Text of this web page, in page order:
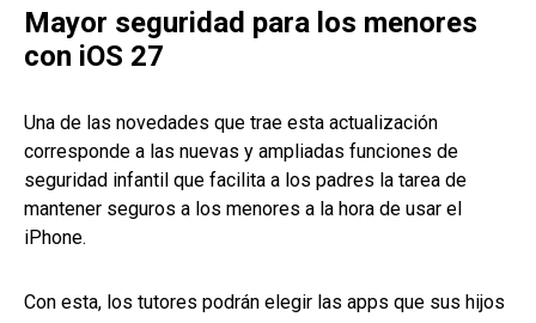
Mayor seguridad para los menores
con iOS 27
Una de las novedades que trae esta actualización
corresponde a las nuevas y ampliadas funciones de
seguridad infantil que facilita a los padres la tarea de
mantener seguros a los menores a la hora de usar el
iPhone.
Con esta, los tutores podrán elegir las apps que sus hijos